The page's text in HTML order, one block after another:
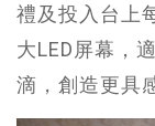
禮及投入台上
大LED屏幕，
滴，創造更具